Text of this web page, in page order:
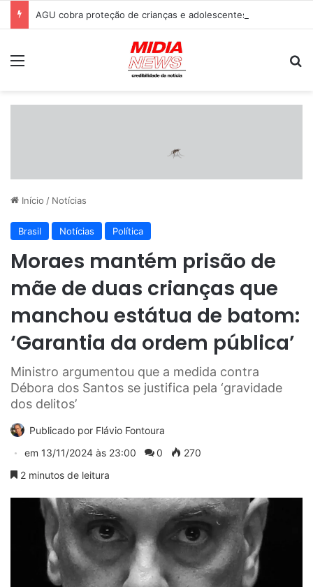
Início / Notícias
Brasil Notícias Política
Moraes mantém prisão de
mãe de duas crianças que
manchou estátua de batom:
‘Garantia da ordem pública’
Ministro argumentou que a medida contra
Débora dos Santos se justifica pela ‘gravidade
dos delitos’
Publicado por Flávio Fontoura
em 13/11/2024 às 23:00 0
270
2 minutos de leitura